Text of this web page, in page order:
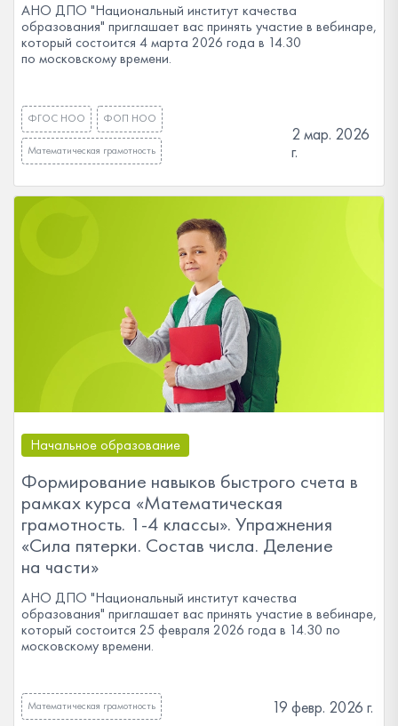
АНО ДПО "Национальный институт качества
образования" приглашает вас принять участие в вебинаре,
который состоится 4 марта 2026 года в 14.30
по московскому времени.
ФГОС НОО ФОП НОО
Математическая грамотность
2 мар. 2026
г.
Начальное образование
Формирование навыков быстрого счета в
рамках курса «Математическая
грамотность. 1-4 классы». Упражнения
«Сила пятерки. Состав числа. Деление
на части»
АНО ДПО "Национальный институт качества
образования" приглашает вас принять участие в вебинаре,
который состоится 25 февраля 2026 года в 14.30 по
московскому времени.
Математическая грамотность 19 февр. 2026 г.